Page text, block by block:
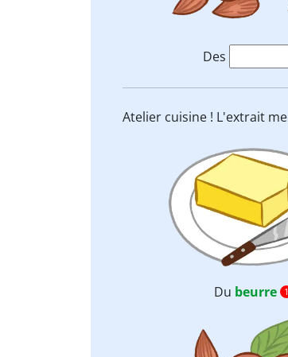
Des
Atelier cuisine ! L'extrait
Du beurre 1